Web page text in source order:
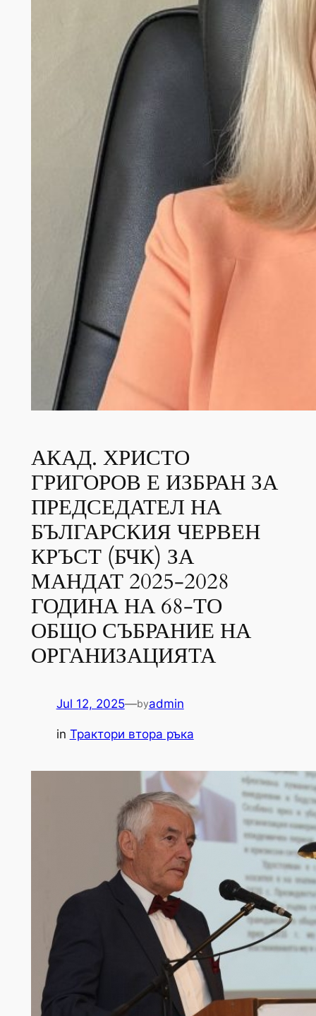
АКАД. ХРИСТО
ГРИГОРОВ Е ИЗБРАН ЗА
ПРЕДСЕДАТЕЛ НА
БЪЛГАРСКИЯ ЧЕРВЕН
КРЪСТ (БЧК) ЗА
МАНДАТ 2025-2028
ГОДИНА НА 68-ТО
ОБЩО СЪБРАНИЕ НА
ОРГАНИЗАЦИЯТА
Jul 12, 2025—byadmin
in Трактори втора ръка